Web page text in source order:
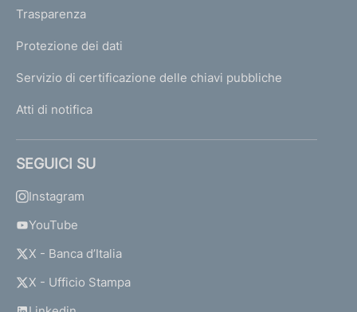
Trasparenza
Protezione dei dati
Servizio di certificazione delle chiavi pubbliche
Atti di notifica
SEGUICI SU
Instagram
YouTube
X - Banca d’Italia
X - Ufficio Stampa